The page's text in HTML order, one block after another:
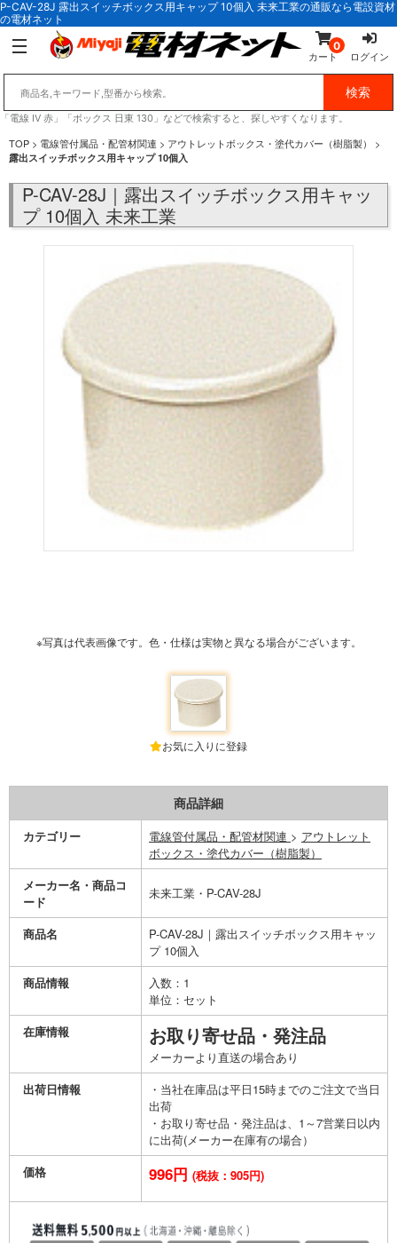
P-CAV-28J 露出スイッチボックス用キャップ 10個入 未来工業の通販なら電設資材
の電材ネット
0
カート ログイン
「電線 IV 赤」「ボックス 日東 130」などで検索すると、探しやすくなります。
TOP > 電線管付属品・配管材関連 > アウトレットボックス・塗代カバー（樹脂製） >
露出スイッチボックス用キャップ 10個入
P-CAV-28J｜露出スイッチボックス用キャッ
プ 10個入 未来工業
※写真は代表画像です。色・仕様は実物と異なる場合がございます。
お気に入りに登録
商品詳細
カテゴリー 電線管付属品・配管材関連 > アウトレット
ボックス・塗代カバー（樹脂製）
メーカー名・商品コ
ード
未来工業・P-CAV-28J
商品名
P-CAV-28J｜露出スイッチボックス用キャッ
プ 10個入
商品情報
入数：1
単位：セット
在庫情報
お取り寄せ品・発注品
メーカーより直送の場合あり
出荷日情報
・当社在庫品は平日15時までのご注文で当日
出荷
・お取り寄せ品・発注品は、1～7営業日以内
に出荷(メーカー在庫有の場合）
価格
996円 (税抜：905円)